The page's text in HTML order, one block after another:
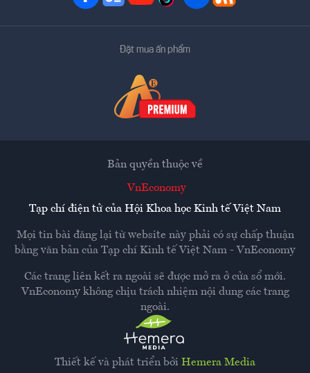
Đặt mua ấn phẩm
Thiết kế và phát triển bởi Hemera Media
Bản quyền thuộc về
VnEconomy
Tạp chí điện tử của Hội Khoa học Kinh tế Việt Nam
Mọi tin bài đăng lại từ website này phải có sự chấp thuận
bằng văn bản của Tạp chí Kinh tế Việt Nam - VnEconomy
Các trang liên kết ra ngoài sẽ được mở ra ở cửa sổ mới.
VnEconomy không chịu trách nhiệm nội dung các trang
ngoài.